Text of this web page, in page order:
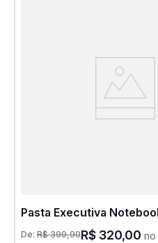
Pasta Executiva
De: R$ 399,90R$ 320,00 no